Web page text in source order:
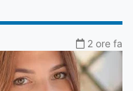
2 ore fa